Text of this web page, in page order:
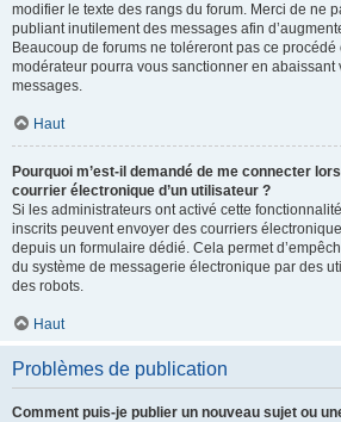
modifier le texte des rangs du forum. Merci de ne
publiant inutilement des messages afin
Beaucoup de forums ne toléreront pas ce
modérateur pourra vous sanctionner en abaissant
messages.
Haut
Pourquoi m’est-il demandé de me connecter
courrier électronique d’un utilisateur ?
Si les administrateurs ont activé cette
inscrits peuvent envoyer des courriers
depuis un formulaire dédié. Cela permet
du système de messagerie électronique par des
des robots.
Haut
Problèmes de publication
Comment puis-je publier un nouveau sujet ou